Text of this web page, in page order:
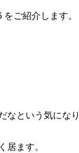
ご紹介します。
なという気になり
居ます。